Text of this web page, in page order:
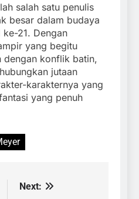
salah satu penulis
besar dalam budaya
21. Dengan
yang begitu
dengan konflik batin,
jutaan
karakternya yang
yang penuh
Next: